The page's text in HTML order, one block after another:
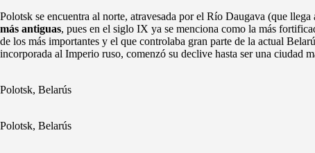
Polotsk se encuentra al norte, atravesada por el Río Daugava (que llega
más antiguas, pues en el siglo IX ya se menciona como la más
de los más importantes y el que controlaba gran parte de la actual
incorporada al Imperio ruso, comenzó su declive hasta ser una ciudad
Polotsk, Belarús
Polotsk, Belarús